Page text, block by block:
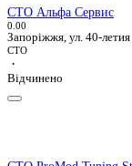
СТО Альфа Сервис
0.00
Запоріжжя, ул. 40-
СТО
·
Відчинено